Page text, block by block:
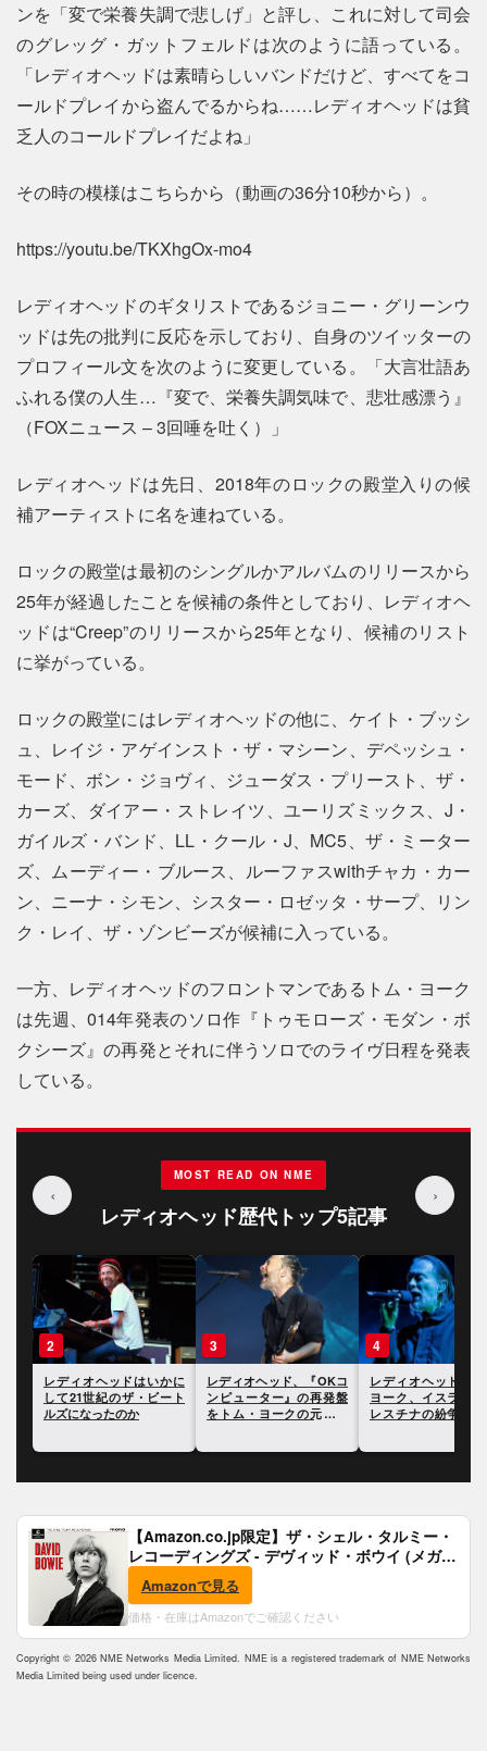
ンを「変で栄養失調で悲しげ」と評し、これに対して司会
のグレッグ・ガットフェルドは次のように語っている。
「レディオヘッドは素晴らしいバンドだけど、すべてをコ
ールドプレイから盗んでるからね……レディオヘッドは貧
乏人のコールドプレイだよね」
その時の模様はこちらから（動画の36分10秒から）。
https://youtu.be/TKXhgOx-mo4
レディオヘッドのギタリストであるジョニー・グリーンウ
ッドは先の批判に反応を示しており、自身のツイッターの
プロフィール文を次のように変更している。「大言壮語あ
ふれる僕の人生…『変で、栄養失調気味で、悲壮感漂う』
（FOXニュース – 3回唾を吐く）」
レディオヘッドは先日、2018年のロックの殿堂入りの候
補アーティストに名を連ねている。
ロックの殿堂は最初のシングルかアルバムのリリースから
25年が経過したことを候補の条件としており、レディオヘ
ッドは“Creep”のリリースから25年となり、候補のリスト
に挙がっている。
ロックの殿堂にはレディオヘッドの他に、ケイト・ブッシ
ュ、レイジ・アゲインスト・ザ・マシーン、デペッシュ・
モード、ボン・ジョヴィ、ジューダス・プリースト、ザ・
カーズ、ダイアー・ストレイツ、ユーリズミックス、J・
ガイルズ・バンド、LL・クール・J、MC5、ザ・ミーター
ズ、ムーディー・ブルース、ルーファスwithチャカ・カー
ン、ニーナ・シモン、シスター・ロゼッタ・サープ、リン
ク・レイ、ザ・ゾンビーズが候補に入っている。
一方、レディオヘッドのフロントマンであるトム・ヨーク
は先週、014年発表のソロ作『トゥモローズ・モダン・ボ
クシーズ』の再発とそれに伴うソロでのライヴ日程を発表
している。
‹
MOST READ ON NME
レディオヘッド歴代トップ5記事
›
3
レディオヘッド、『OKコ
ンピューター』の再発盤
をトム・ヨークの元妻に
4
レディオヘッドのトム・
ヨーク、イスラエルとパ
レスチナの紛争について
5
レディオヘッドの
ヨーク、“Fake
Trees”を初めて聴
【Amazon.co.jp限定】ザ・シェル・タルミー・
レコーディングズ - デヴィッド・ボウイ (メガジ
ャケ付)
Amazonで見る
価格・在庫はAmazonでご確認ください
Copyright © 2026 NME Networks Media Limited. NME is a registered trademark of NME Networks
Media Limited being used under licence.